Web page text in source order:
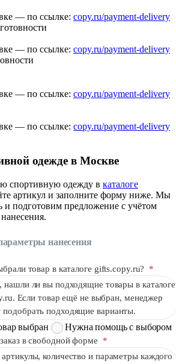
— по ссылке: copy.ru/payment-delivery
— по ссылке: copy.ru/payment-delivery
— по ссылке: copy.ru/payment-delivery
— по ссылке: copy.ru/payment-delivery
одежде в Москве
спортивную одежду в каталоге
артикул и заполните форму ниже. Мы
и подготовим предложение с учётом
нанесения
товар в каталоге gifts.copy.ru?
*
нашли ли вы подходящие товары в каталоге
Если товар ещё не выбран, менеджер
подходящие варианты.
выбран Нужна помощь с выбором
в свободной форме
*
количество и параметры каждого